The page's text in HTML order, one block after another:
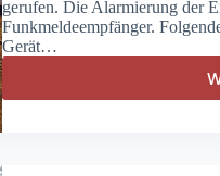
gerufen. Die Alarmierung der
Funkmeldeempfänger.
Gerät…